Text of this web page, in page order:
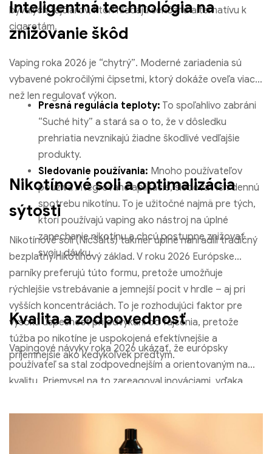
Elf Bar 600 Jednorazová vapa 600 Obláčiky
€8.08
Vyberte možnosti
Jednorazová vapa Elf Bar NC600 600 Obláčiky
€8.08
Vyberte možnosti
Vyberte možnosti
bývalých fajčiarov, ktorí hľadajú serióznu alternatívu k
cigaretám.
Inteligentná technológia na
znižovanie škôd
Vaping roka 2026 je “chytrý”. Moderné zariadenia sú
vybavené pokročilými čipsetmi, ktorý dokáže oveľa viac
než len regulovať výkon.
Presná regulácia teploty: To spoľahlivo zabráni
“Suché hity” a stará sa o to, že v dôsledku
prehriatia nevznikajú žiadne škodlivé vedľajšie
produkty.
Sledovanie používania: Mnoho používateľov
používa integrované aplikácie, sledovať ich dennú
spotrebu nikotínu. To je užitočné najmä pre tých,
ktorí používajú vaping ako nástroj na úplné
zanechanie nikotínu a chcú postupne znižovať
svoju dávku.
Nikotínové soli a optimalizácia
sýtosti
Nikotínové soli (NicSalts) takmer úplne nahradili tradičný
bezplatný nikotínový základ. V roku 2026 Európske
parníky preferujú túto formu, pretože umožňuje
rýchlejšie vstrebávanie a jemnejší pocit v hrdle – aj pri
vyšších koncentráciách. To je rozhodujúci faktor pre
vysokú úspešnosť pri odvykaní od fajčenia, pretože
túžba po nikotíne je uspokojená efektívnejšie a
príjemnejšie ako kedykoľvek predtým.
Kvalita a zodpovednosť
Vapingové návyky roka 2026 ukázať, že európsky
používateľ sa stal zodpovednejším a orientovaným na
kvalitu. Priemysel na to zareagoval inováciami, vďaka
transparentnejšie. Európa tak zostáva globálnym
priekopníkom moderného a udržateľného znižovania
škôd spôsobených tabakom.